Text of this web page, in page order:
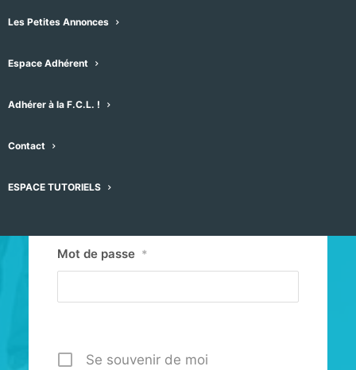
Les Petites Annonces
Espace Adhérent
Adhérer à la F.C.L. !
Contact
ESPACE TUTORIELS
Mot de passe *
Se souvenir de moi